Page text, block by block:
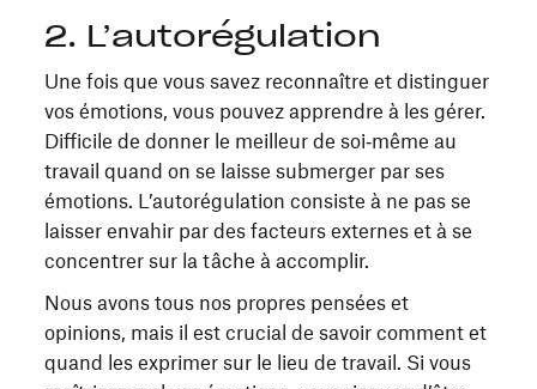
2. L’autorégulation
Une fois que vous savez reconnaître et distinguer
vos émotions, vous pouvez apprendre à les gérer.
Difficile de donner le meilleur de soi‑même au
travail quand on se laisse submerger par ses
émotions. L’autorégulation consiste à ne pas se
laisser envahir par des facteurs externes et à se
concentrer sur la tâche à accomplir.
Nous avons tous nos propres pensées et
opinions, mais il est crucial de savoir comment et
quand les exprimer sur le lieu de travail. Si vous